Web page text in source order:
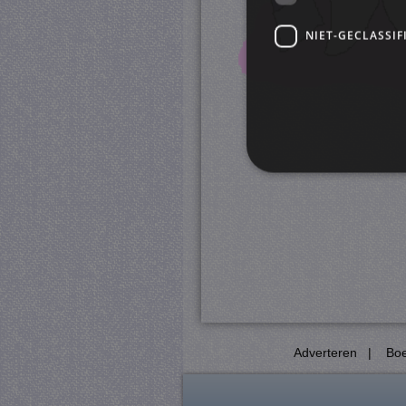
Adverteren |
NIET-
Strikt noodzakelijke
website kan niet goed
CookieScriptConsent